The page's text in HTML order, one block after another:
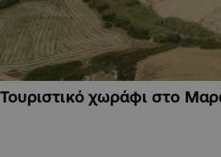
Τουριστικό χωράφι στο